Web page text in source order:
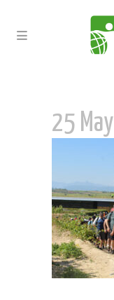
25 May